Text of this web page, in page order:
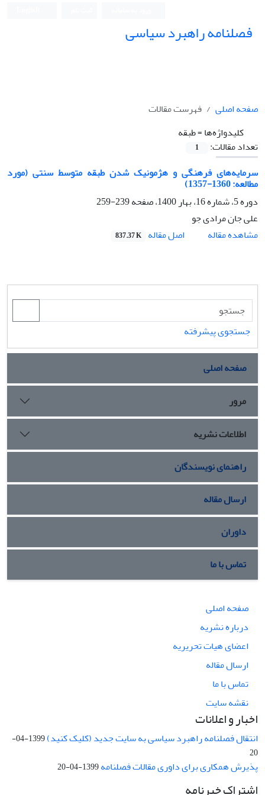
فصلنامه راهبرد سیاسی
صفحه اصلی
فهرست مقالات
کلیدواژه‌ها =طبقه
تعداد مقالات:
1
سرمایه‌های فرهنگی و هژمونیک شدن طبقه متوسط سنتی (مورد
مطالعه: 1360-1357)
دوره 5، شماره 16، بهار 1400، صفحه
239-259
علی جان مرادی جو
مشاهده مقاله
اصل مقاله 837.37 K
جستجوی پیشرفته
صفحه اصلی
مرور
اطلاعات نشریه
راهنمای نویسندگان
ارسال مقاله
داوران
تماس با ما
صفحه اصلی
درباره نشریه
اعضای هیات تحریریه
ارسال مقاله
تماس با ما
نقشه سایت
اخبار و اعلانات
انتقال فصلنامه راهبرد سیاسی به سایت جدید (کلیک کنید)
1399-04-
20
پذیرش همکاری برای داوری مقالات فصلنامه1399-04-20
اشتراک خبرنامه